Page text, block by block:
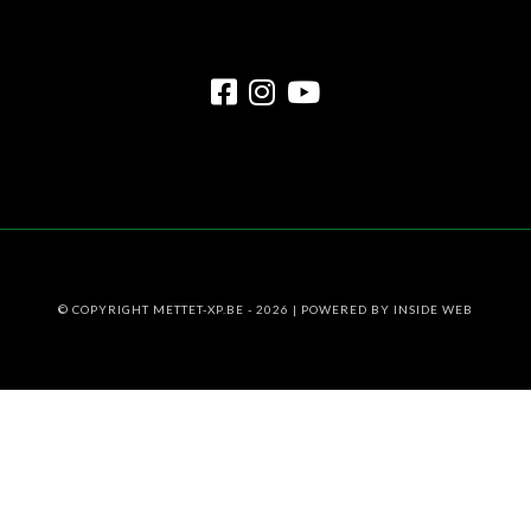
© COPYRIGHT METTET-XP.BE - 2026 | POWERED BY INSIDE WEB